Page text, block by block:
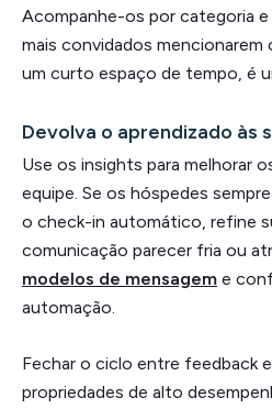
Acompanhe-os por categoria
mais convidados mencionarem
um curto espaço de tempo, é
Devolva o aprendizado às
Use os insights para melhorar
equipe. Se os hóspedes
o check-in automático, refine
comunicação parecer fria ou
modelos de mensagem e
automação.
Fechar o ciclo entre feedback
propriedades de alto